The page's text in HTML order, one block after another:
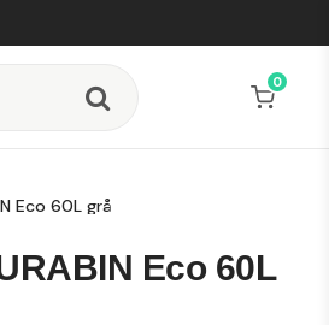
0
Eco 60L grå
Eco 60L